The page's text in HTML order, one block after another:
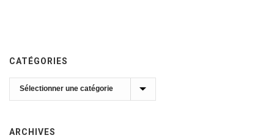
CATÉGORIES
Catégories
ARCHIVES